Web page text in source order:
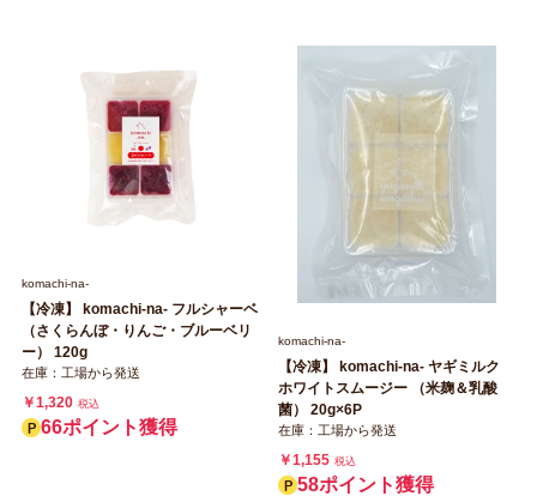
komachi‐na‐
【冷凍】 komachi‐na‐ フルシャーベ
（さくらんぼ・りんご・ブルーベリ
ー） 120g
在庫：工場から発送
￥1,320 税込
66ポイント獲得
komachi‐na‐
【冷凍】 komachi‐na‐ ヤギミルク
ホワイトスムージー （米麹＆乳酸
菌） 20g×6P
在庫：工場から発送
￥1,155 税込
58ポイント獲得